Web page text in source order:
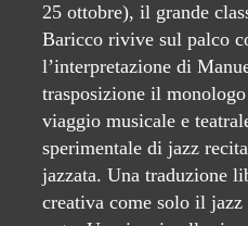
25 ottobre), il grande
Baricco rivive sul palco
l’interpretazione di
trasposizione il
viaggio musicale e
sperimentale di jazz
jazzata. Una traduzione
creativa come solo il jazz